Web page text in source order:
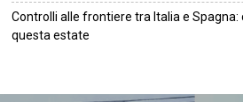
Controlli alle frontiere tra Italia e
questa estate